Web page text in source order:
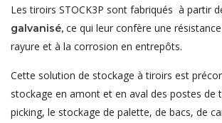
Les tiroirs STOCK3P sont fabriqués à partir
galvanisé, ce qui leur confère une
rayure et à la corrosion en entrepôts.
Cette solution de stockage à tiroirs est
stockage en amont et en aval des postes de
picking, le stockage de palette, de bacs, de